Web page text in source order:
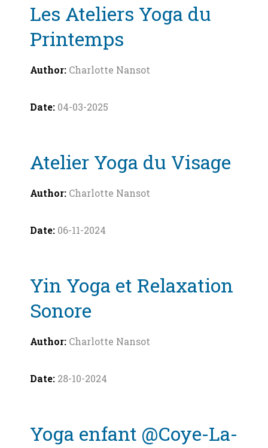
Les Ateliers Yoga du
Printemps
Charlotte Nansot
04-03-2025
Atelier Yoga du Visage
Charlotte Nansot
06-11-2024
Yin Yoga et Relaxation
Sonore
Charlotte Nansot
28-10-2024
Yoga enfant @Coye-La-